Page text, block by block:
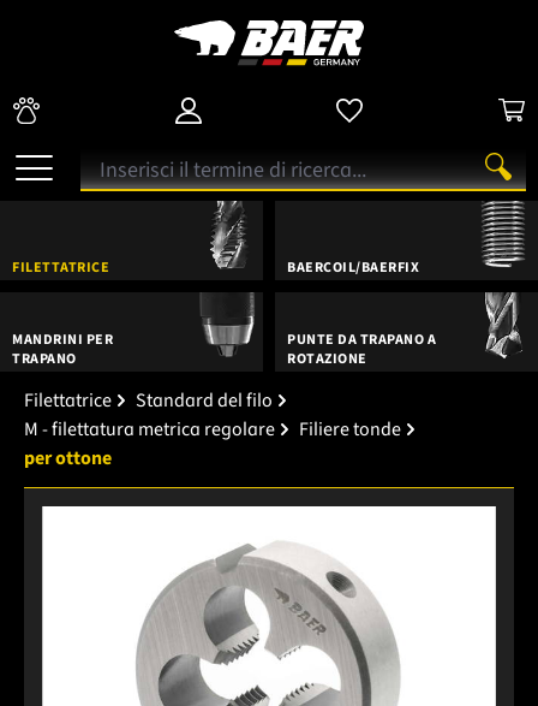
FILETTATRICE BAERCOIL/BAERFIX
MANDRINI PER
TRAPANO
PUNTE DA TRAPANO A
ROTAZIONE
Filettatrice
Standard del filo
M - filettatura metrica regolare
Filiere tonde
per ottone